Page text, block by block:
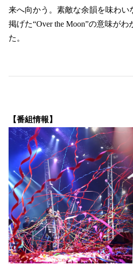
来へ向かう。素敵な余韻を味わい
掲げた“Over the Moon”の意味が
た。
【番組情報】